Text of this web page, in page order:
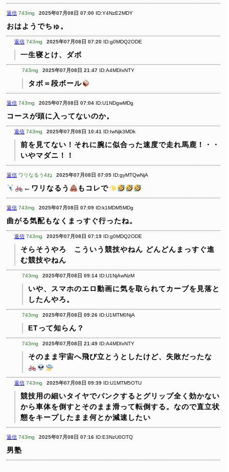
返信 743mg 2025年07月08日 07:00 ID:Y4NzE2MDY
おはようでちゅ。
返信 743mg 2025年07月08日 07:20 ID:g0MDQ2ODE
一生寝とけ、ダボ
743mg 2025年07月08日 21:47 ID:A4MDIxNTY
タボ＝段ボール
返信 743mg 2025年07月08日 07:04 ID:U1NDgwMDg
コースが頭に入ってないのか。
返信 743mg 2025年07月08日 10:41 ID:IwNjk3MDk
前を見てない！それに腕に似合った速度で走れ馬鹿！・・
いやマダニ！！
返信 ワリなるう4ね 2025年07月08日 07:05 ID:gyMTQwNjA
←ワリなるう もコレで
返信 743mg 2025年07月08日 07:09 ID:k1MDM5MDg
曲がる気配もなくまっすぐ行ったね。
返信 743mg 2025年07月08日 07:19 ID:g0MDQ2ODE
そらそうやろ こういう競技やねん どんどんまっすぐ進
む競技やねん
743mg 2025年07月08日 09:14 ID:U1NjAwNzM
いや、スマホのエロ動画に気を取られてカーブを見落と
したんやろ。
743mg 2025年07月08日 09:26 ID:U1MTM0NjA
ETって知らん？
743mg 2025年07月08日 21:49 ID:A4MDIxNTY
そのまま宇宙へ飛び立とうとしたけど、失敗だったな
返信 743mg 2025年07月08日 09:39 ID:U1MTM5OTU
競技用の細いタイヤでパンクするとグリップ全く効かない
から車体を倒すとそのまま滑って転倒する。なので直立状
態をキープしたまま何とか減速したい
返信 743mg 2025年07月08日 07:16 ID:E3NzU0OTQ
男塾